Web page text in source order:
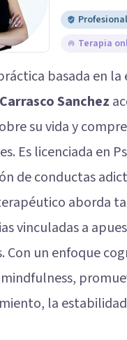
Terapia
basada en
Sanchez
su vida y
Es licenciada en
de conductas
aborda
vinculadas a
Con un enfoque
la